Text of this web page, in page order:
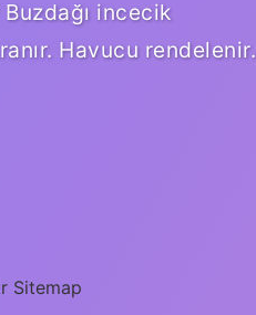
incecik
Havucu rendelenir.
Sitemap